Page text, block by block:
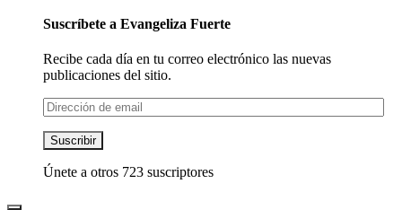
Suscríbete a Evangeliza Fuerte
Recibe cada día en tu correo electrónico las nuevas
publicaciones del sitio.
Dirección
de
email
Suscribir
Únete a otros 723 suscriptores